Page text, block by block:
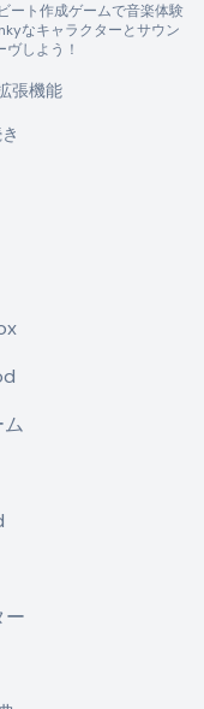
ト作成ゲームで音楽体験
なキャラクターとサウン
しよう！
張機能
ー